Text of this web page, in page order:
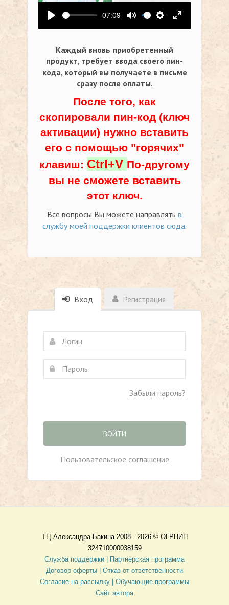
Воспроизвести
-07:09
Выключить звук
Настройки
На весь
Каждый вновь приобретенный
продукт, требует ввода своего пин-
кода, который вы получаете в письме
сразу после оплаты.
После того, как
скопировали пин-код (ключ
активации) нужно вставить
его с помощью "горячих"
клавиш: Ctrl+V По-другому
вы не сможете вставить
этот ключ.
Все вопросы Вы можете направлять в
службу моей поддержки клиентов сюда.
Вход Регистрация
Забыли пароль?
ВОЙТИ
Пользовательское соглашение
ТЦ Александра Бакина 2008 - 2026 © ОГРНИП
324710000038159
Служба поддержки |
Партнёрская программа
Договор оферты
| Отказ от ответственности
Согласие на рассылку | Обучающие программы
Сайт автора